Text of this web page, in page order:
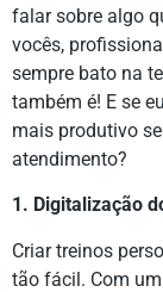
falar sobre algo
vocês,
sempre bato na
também é! E se
mais produtivo
atendimento?
1. Digitalização
Criar treinos
tão fácil. Com